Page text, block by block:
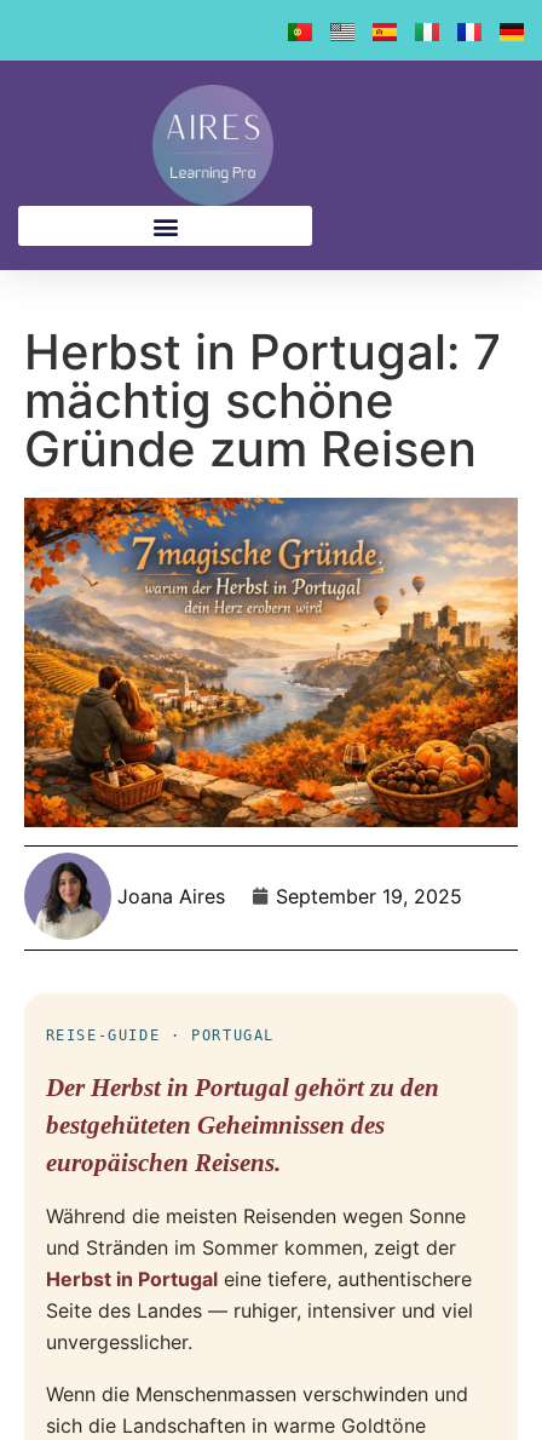
Herbst in Portugal: 7
mächtig schöne
Gründe zum Reisen
Joana Aires September 19, 2025
REISE-GUIDE · PORTUGAL
Der Herbst in Portugal gehört zu den
bestgehüteten Geheimnissen des
europäischen Reisens.
Während die meisten Reisenden wegen Sonne
und Stränden im Sommer kommen, zeigt der
Herbst in Portugaleine tiefere, authentischere
Seite des Landes — ruhiger, intensiver und viel
unvergesslicher.
Wenn die Menschenmassen verschwinden und
sich die Landschaften in warme Goldtöne